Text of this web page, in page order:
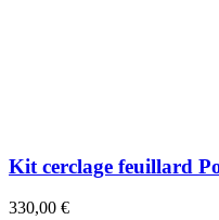
Kit cerclage feuillard
330,00 €